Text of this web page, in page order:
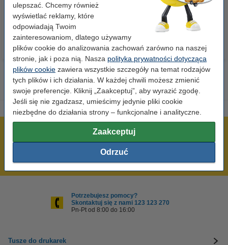
ulepszać. Chcemy również
wyświetlać reklamy, które
odpowiadają Twoim
zainteresowaniom, dlatego używamy
plików cookie do analizowania zachowań zarówno na naszej
stronie, jak i poza nią. Nasza polityka prywatności dotycząca
plików cookie zawiera wszystkie szczegóły na temat rodzajów
tych plików i ich działania. W każdej chwili możesz zmienić
swoje preferencje. Kliknij „Zaakceptuj”, aby wyrazić zgodę.
Jeśli się nie zgadzasz, umieścimy jedynie pliki cookie
niezbędne do działania strony – funkcjonalne i analityczne.
Zaakceptuj
Odrzuć
23,00 zł z VAT 110,00 zł z VAT
600 tysięcy zadowolonych klientów
Najniższe ceny!
Potrzebujesz pomocy?
Skontaktuj się z nami 123 123 270
Pn-Pt od 8:00 do 16:00
Tusze do drukarek